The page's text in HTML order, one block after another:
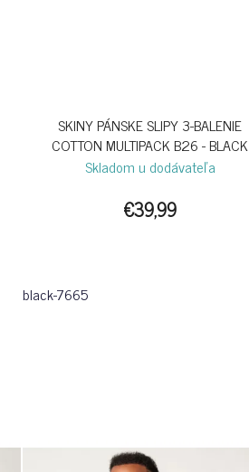
SKINY PÁNSKE SLIPY 3-BALENIE
COTTON MULTIPACK B26 - BLACK
Skladom u dodávateľa
€39,99
black-7665